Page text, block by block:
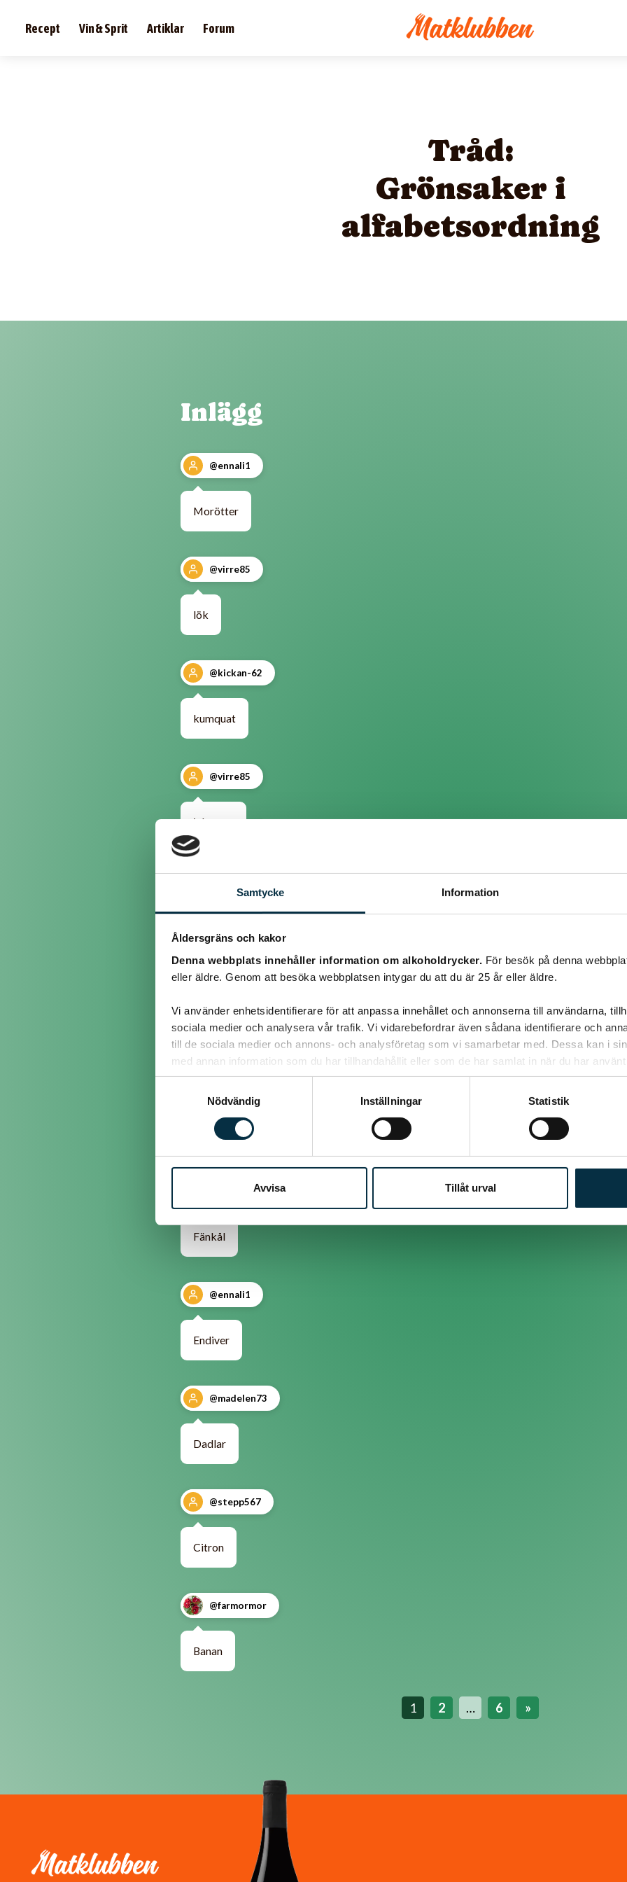
Samtycke Information
Åldersgräns och kakor
Denna webbplats innehåller information om alkoholdrycker. För besök på denna
eller äldre. Genom att besöka webbplatsen intygar du att du är 25 år eller äldre.
Vi använder enhetsidentifierare för att anpassa innehållet och annonserna till användarna,
sociala medier och analysera vår trafik. Vi vidarebefordrar även sådana identifierare och
till de sociala medier och annons- och analysföretag som vi samarbetar med. Dessa kan i
med annan information som du har tillhandahållit eller som de har samlat in när du har
Nödvändig
Inställningar Statistik
Avvisa Tillåt urval
Recept Vin & Sprit Artiklar Forum
Tråd:
Grönsaker i
alfabetsordning
Inlägg
@ennali1
Morötter
@virre85
lök
@kickan-62
kumquat
@virre85
jalapeno
@popik
Haricot vertes
Gurka
@farmoringer
Fänkål
@ennali1
Endiver
@madelen73
Dadlar
@stepp567
Citron
@farmormor
Banan
1 2 … 6 »